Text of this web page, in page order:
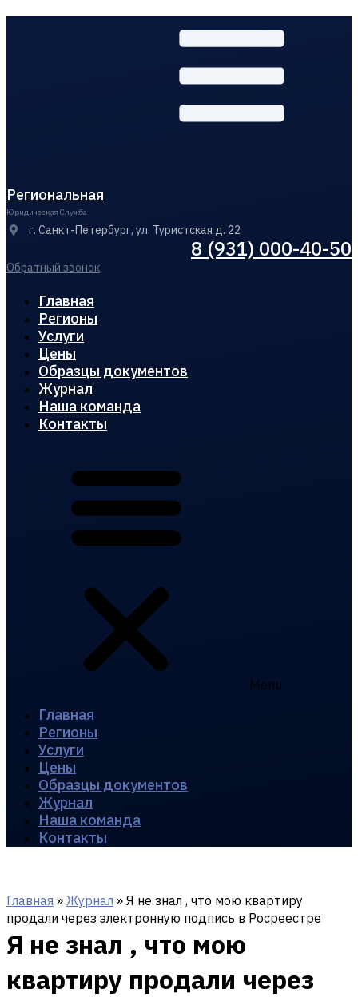
Региональная
Юридическая Служба
г. Санкт-Петербург, ул. Туристская д. 22
8 (931) 000-40-50
Обратный звонок
Главная
Регионы
Услуги
Цены
Образцы документов
Журнал
Наша команда
Контакты
Menu
Главная
Регионы
Услуги
Цены
Образцы документов
Журнал
Наша команда
Контакты
Главная » Журнал » Я не знал , что мою квартиру
продали через электронную подпись в Росреестре
Я не знал , что мою
квартиру продали через